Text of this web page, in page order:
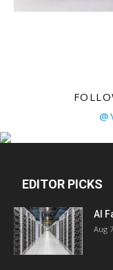
EDITOR PICKS
AI
Aug